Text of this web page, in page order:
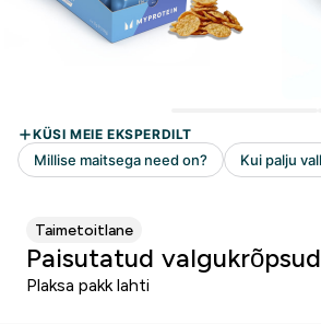
Taimetoitlane
Paisutatud valgukrõpsud
Plaksa pakk lahti